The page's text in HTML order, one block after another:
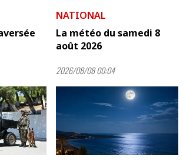
NATIONAL
La météo du samedi 8
août 2026
2026/08/08 00:04